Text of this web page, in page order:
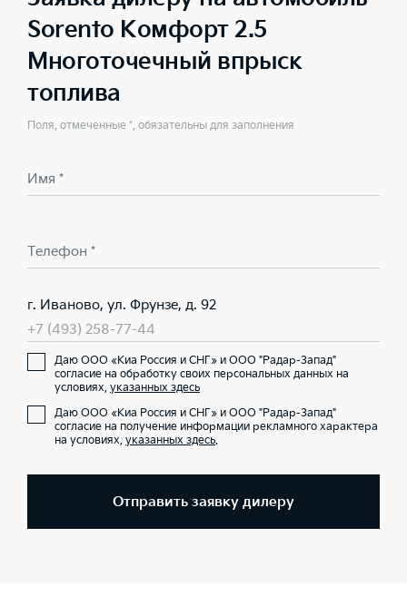
Sorento Комфорт 2.5
Многоточечный впрыск
топлива
Поля, отмеченные *, обязательны для заполнения
Имя *
Телефон *
г. Иваново, ул. Фрунзе, д. 92
+7 (493) 258-77-44
Даю ООО «Киа Россия и СНГ» и ООО "Радар-Запад"
согласие на обработку своих персональных данных на
условиях, указанных здесь
Даю ООО «Киа Россия и СНГ» и ООО "Радар-Запад"
согласие на получение информации рекламного характера
на условиях, указанных здесь.
Отправить заявку дилеру